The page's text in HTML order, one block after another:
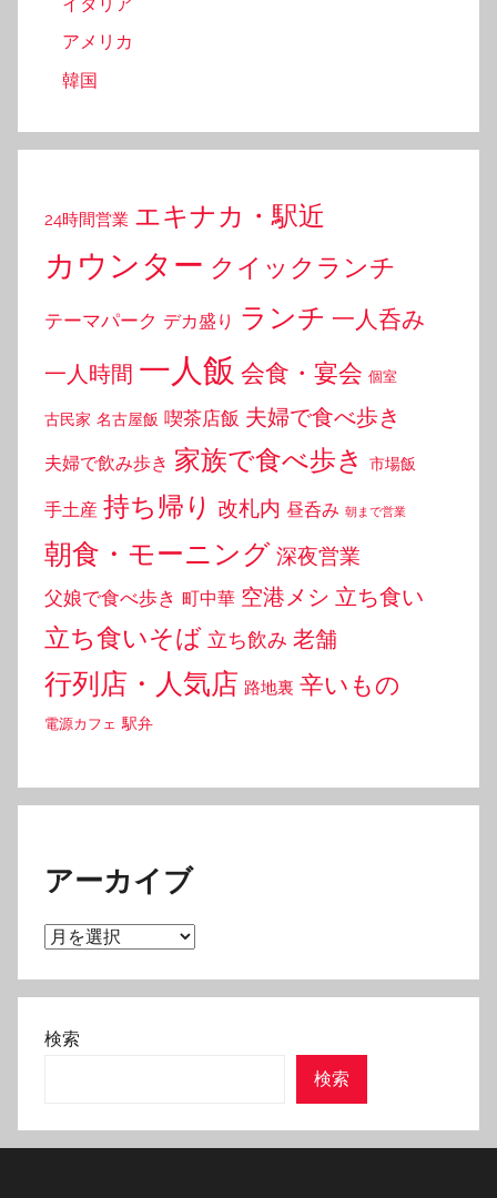
アメリカ
韓国
24時間営業 エキナカ・駅近
カウンター クイックランチ
テーマパーク デカ盛り ランチ 一人呑み
一人時間 一人飯 会食・宴会 個室
古民家 名古屋飯 喫茶店飯 夫婦で食べ歩き
夫婦で飲み歩き 家族で食べ歩き 市場飯
手土産 持ち帰り 改札内 昼呑み 朝まで営業
朝食・モーニング 深夜営業
父娘で食べ歩き 町中華 空港メシ 立ち食い
立ち食いそば 立ち飲み 老舗
行列店・人気店 路地裏 辛いもの
電源カフェ 駅弁
アーカイブ
ア
カ
イ
検索
検索